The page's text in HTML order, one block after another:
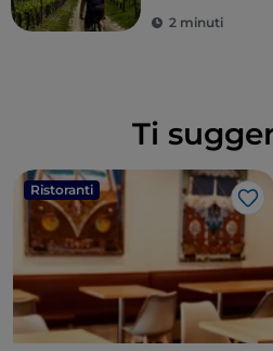
2 minuti
Ti
Ristoranti
Like